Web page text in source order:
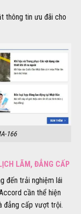
thông tin ưu đãi cho
166
LÃM, ĐẲNG CẤP
đến trải nghiệm lái
cần thể hiện
đẳng cấp vượt trội.